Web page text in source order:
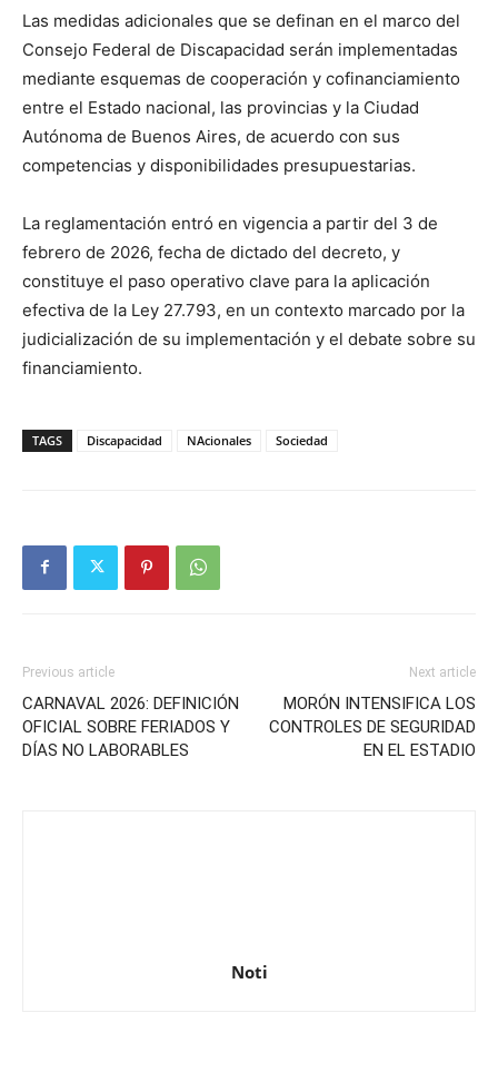
Las medidas adicionales que se definan en el marco del
Consejo Federal de Discapacidad serán implementadas
mediante esquemas de cooperación y cofinanciamiento
entre el Estado nacional, las provincias y la Ciudad
Autónoma de Buenos Aires, de acuerdo con sus
competencias y disponibilidades presupuestarias.
La reglamentación entró en vigencia a partir del 3 de
febrero de 2026, fecha de dictado del decreto, y
constituye el paso operativo clave para la aplicación
efectiva de la Ley 27.793, en un contexto marcado por la
judicialización de su implementación y el debate sobre su
financiamiento.
TAGS Discapacidad NAcionales Sociedad
Previous article
CARNAVAL 2026: DEFINICIÓN
OFICIAL SOBRE FERIADOS Y
DÍAS NO LABORABLES
Next article
MORÓN INTENSIFICA LOS
CONTROLES DE SEGURIDAD
EN EL ESTADIO
Noti